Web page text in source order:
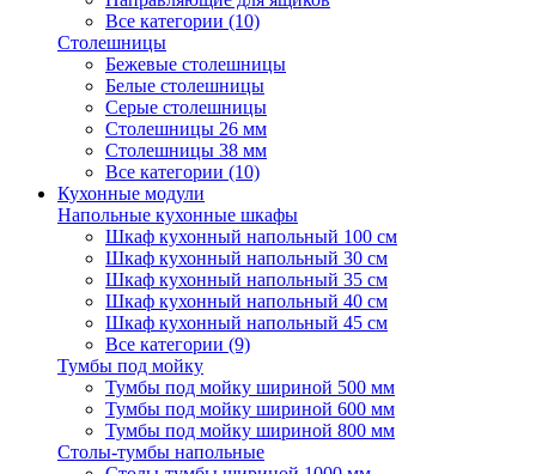
Все категории (10)
Столешницы
Бежевые столешницы
Белые столешницы
Серые столешницы
Столешницы 26 мм
Столешницы 38 мм
Все категории (10)
Кухонные модули
Напольные кухонные шкафы
Шкаф кухонный напольный 100 см
Шкаф кухонный напольный 30 см
Шкаф кухонный напольный 35 см
Шкаф кухонный напольный 40 см
Шкаф кухонный напольный 45 см
Все категории (9)
Тумбы под мойку
Тумбы под мойку шириной 500 мм
Тумбы под мойку шириной 600 мм
Тумбы под мойку шириной 800 мм
Столы-тумбы напольные